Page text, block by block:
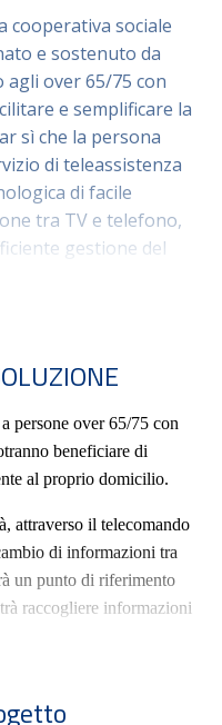
cooperativa sociale
e sostenuto da
agli over 65/75 con
e semplificare la
sì che la persona
di teleassistenza
di facile
tra TV e telefono,
gestione del
rispetto ai
persone over 65/75 con
beneficiare di
al proprio domicilio.
attraverso il telecomando
di informazioni tra
un punto di riferimento
raccogliere informazioni